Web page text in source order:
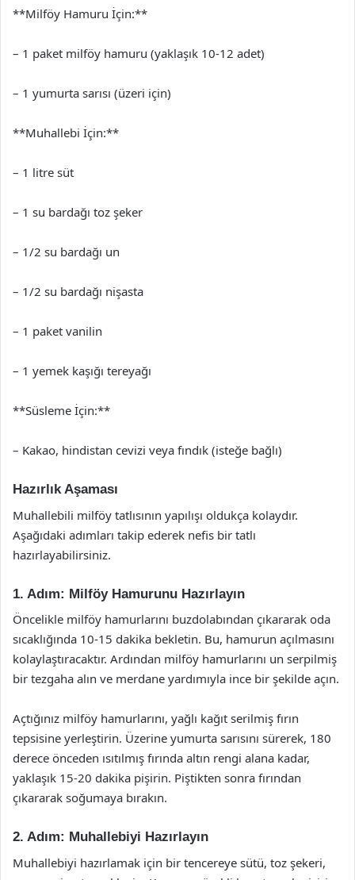
**Milföy Hamuru İçin:**
– 1 paket milföy hamuru (yaklaşık 10-12 adet)
– 1 yumurta sarısı (üzeri için)
**Muhallebi İçin:**
– 1 litre süt
– 1 su bardağı toz şeker
– 1/2 su bardağı un
– 1/2 su bardağı nişasta
– 1 paket vanilin
– 1 yemek kaşığı tereyağı
**Süsleme İçin:**
– Kakao, hindistan cevizi veya fındık (isteğe bağlı)
Hazırlık Aşaması
Muhallebili milföy tatlısının yapılışı oldukça kolaydır.
Aşağıdaki adımları takip ederek nefis bir tatlı
hazırlayabilirsiniz.
1. Adım: Milföy Hamurunu Hazırlayın
Öncelikle milföy hamurlarını buzdolabından çıkararak oda
sıcaklığında 10-15 dakika bekletin. Bu, hamurun açılmasını
kolaylaştıracaktır. Ardından milföy hamurlarını un serpilmiş
bir tezgaha alın ve merdane yardımıyla ince bir şekilde açın.
Açtığınız milföy hamurlarını, yağlı kağıt serilmiş fırın
tepsisine yerleştirin. Üzerine yumurta sarısını sürerek, 180
derece önceden ısıtılmış fırında altın rengi alana kadar,
yaklaşık 15-20 dakika pişirin. Piştikten sonra fırından
çıkararak soğumaya bırakın.
2. Adım: Muhallebiyi Hazırlayın
Muhallebiyi hazırlamak için bir tencereye sütü, toz şekeri,